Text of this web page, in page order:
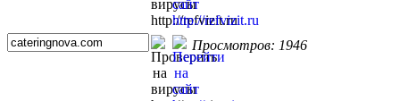
Просмотров: 1946